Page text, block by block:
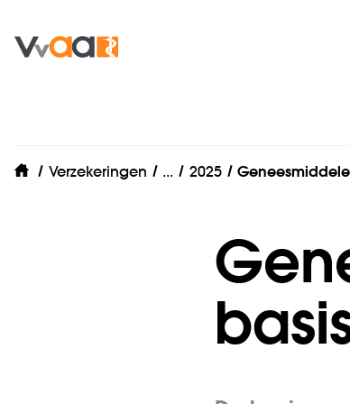
home
Verzekeringen ... Zorgverzekering
2025